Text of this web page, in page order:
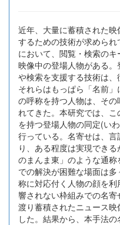
近年、大量に蓄積された
するための技術が求めら
において、閲覧・検索の
映像中の登場人物がある
や検索を支援する技術は、
それらはもっぱら「名前
の呼称を持つ人物は、そ
れてきた。本研究では、
を持つ登場人物の同定(い
行っている。名寄せは、
り、ある程度は実現でき
のまんま東」のような通
での解決が困難な場面は
称に対応付く人物の顔を
響されない枠組みでの名
渡り蓄積されたニュース
した。結果から、本手法の